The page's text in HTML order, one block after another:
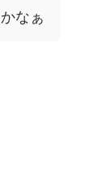
なぁ